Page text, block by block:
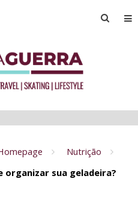
Nutrição
organizar sua geladeira?